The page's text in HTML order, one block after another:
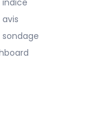
indice